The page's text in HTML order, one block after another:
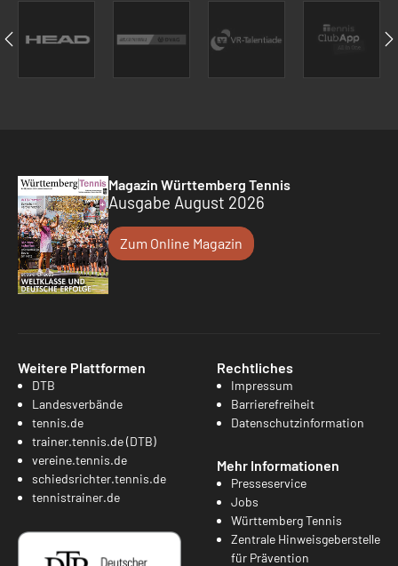
Magazin Württemberg Tennis
Ausgabe August 2026
Zum Online Magazin
Weitere Plattformen
DTB
Landesverbände
tennis.de
trainer.tennis.de (DTB)
vereine.tennis.de
schiedsrichter.tennis.de
tennistrainer.de
Rechtliches
Impressum
Barrierefreiheit
Datenschutzinformation
Mehr Informationen
Presseservice
Jobs
Württemberg Tennis
Zentrale Hinweisgeberstelle
für Prävention